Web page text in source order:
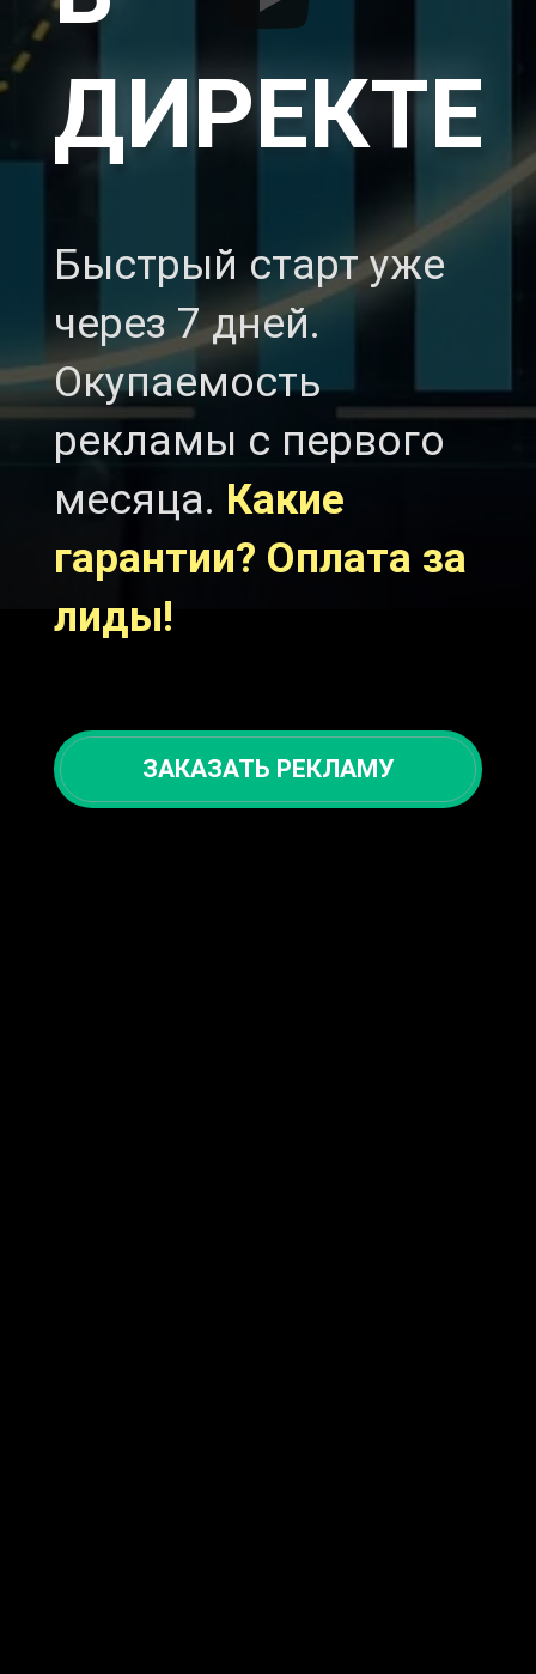
ДИРЕКТЕ
Быстрый старт уже
через 7 дней.
Окупаемость
рекламы с первого
месяца. Какие
гарантии? Оплата за
лиды!
ЗАКАЗАТЬ РЕКЛАМУ